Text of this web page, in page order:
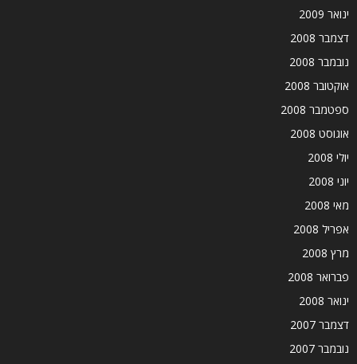
ינואר 2009
דצמבר 2008
נובמבר 2008
אוקטובר 2008
ספטמבר 2008
אוגוסט 2008
יולי 2008
יוני 2008
מאי 2008
אפריל 2008
מרץ 2008
פברואר 2008
ינואר 2008
דצמבר 2007
נובמבר 2007